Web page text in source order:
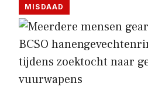
MISDAAD